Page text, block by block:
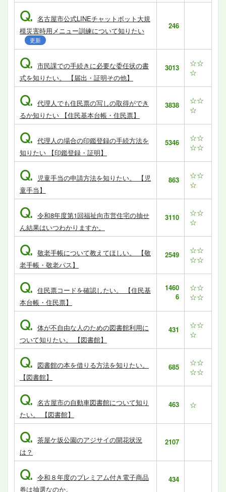
Q. 名古屋市公式LINEチャットボット大規
模災害時用メニュー訓練について知りたい
更新
246
Q. 市民課での手続きに必要な委任状の書
式を知りたい。 【届出・証明その他】
3013
☆☆
☆
Q. 代理人でも住民票の写しの取得ができ
るか知りたい 【住民基本台帳・住民票】
3838
☆☆
☆
Q. 代理人の場合の印鑑登録の手続方法を
知りたい 【印鑑登録・証明】
5346
☆☆
☆☆
Q.
児童手当の申請方法を知りたい。 【児
童手当】
863
☆☆
☆
Q. 令和8年度第1回福祉向市営住宅の抽せ
ん結果はいつわかりますか。
3110
☆☆
☆
Q. 敬老手帳について教えてほしい。 【敬
老手帳・敬老パス】
2549
☆☆
☆☆
Q. 住民票コードを確認したい。 【住民基
本台帳・住民票】
1460
6
☆☆
☆☆
Q. 体が不自由な人のための図書館利用に
ついて知りたい。 【図書館】
431
☆☆
☆
Q. 図書館の本を借りる方法を知りたい。
【図書館】
685
☆☆
☆☆
Q. 名古屋市の自動車図書館について知り
たい。 【図書館】
463 ☆
Q. 茶屋ケ坂公園のアジサイの開花状況
は？
2107
Q. 令和８年度のプレミアム付き電子商品
券は抽選なのか。
434